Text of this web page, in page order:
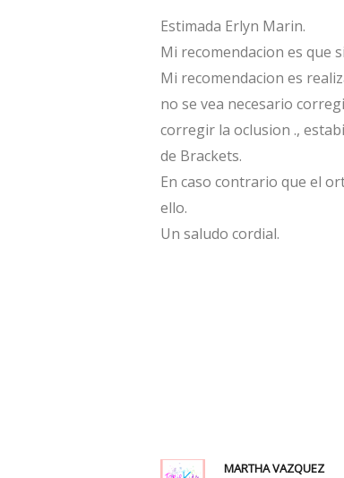
Estimada Erlyn Marin.
Mi recomendacion es que
Mi recomendacion es
no se vea necesario
corregir la oclusion .,
de Brackets.
En caso contrario que el
ello.
Un saludo cordial.
MARTHA VAZQUEZ